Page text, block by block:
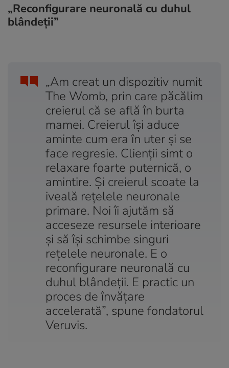
„Reconfigurare neuronală cu duhul
blândeții”
„Am creat un dispozitiv numit
The Womb, prin care păcălim
creierul că se află în burta
mamei. Creierul își aduce
aminte cum era în uter și se
face regresie. Clienții simt o
relaxare foarte puternică, o
amintire. Și creierul scoate la
iveală rețelele neuronale
primare. Noi îi ajutăm să
acceseze resursele interioare
și să își schimbe singuri
rețelele neuronale. E o
reconfigurare neuronală cu
duhul blândeții. E practic un
proces de învățare
accelerată”, spune fondatorul
Veruvis.